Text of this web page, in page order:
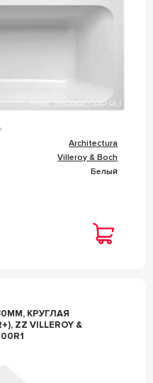
Architectura
Villeroy & Boch
Белый
КРУГЛАЯ
&